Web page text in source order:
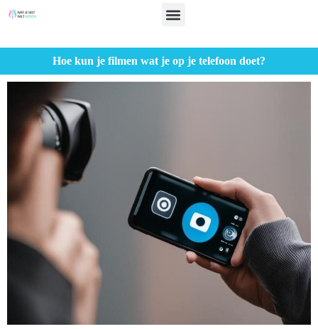
Hoe kun je filmen wat je op je telefoon doet?